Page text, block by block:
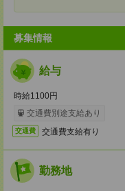
募集情報
給与
時給1100円
交通費別途支給あり
交通費 交通費支給有り
勤務地